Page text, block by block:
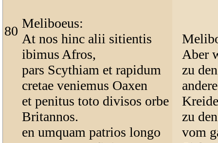
80
Meliboeus:
At nos hinc alii sitientis
ibimus Afros,
pars Scythiam et rapidum
cretae veniemus Oaxen
et penitus toto divisos orbe
Britannos.
en umquam patrios longo
Aber
zu
zu
vom